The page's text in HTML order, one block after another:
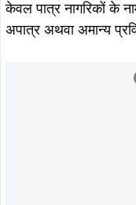
केवल पात्र नागरिकों के
अपात्र अथवा अमान्य